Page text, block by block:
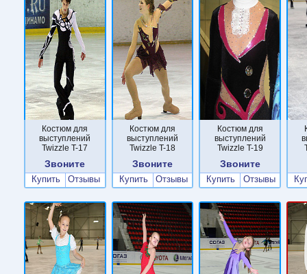
Костюм для
выступлений
Twizzle T-17
Звоните
Купить Отзывы
Костюм для
выступлений
Twizzle T-18
Звоните
Купить Отзывы
Костюм для
выступлений
Twizzle T-19
Звоните
Купить Отзывы